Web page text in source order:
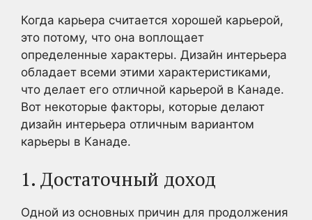
Когда карьера считается хорошей карьерой,
это потому, что она воплощает
определенные характеры. Дизайн интерьера
обладает всеми этими характеристиками,
что делает его отличной карьерой в Канаде.
Вот некоторые факторы, которые делают
дизайн интерьера отличным вариантом
карьеры в Канаде.
1. Достаточный доход
Одной из основных причин для продолжения